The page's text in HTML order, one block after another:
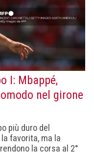
I: Mbappé,
nel girone
più duro del
favorita, ma la
la corsa al 2°